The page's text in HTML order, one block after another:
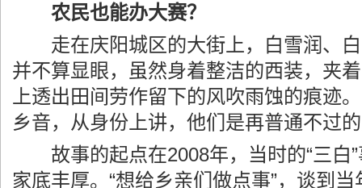
农民也能办大赛？
走在庆阳城区的大街上，白雪润、白
并不算显眼，虽然身着整洁的西装，夹
上透出田间劳作留下的风吹雨蚀的痕迹
乡音，从身份上讲，他们是再普通不过
故事的起点在2008年，当时的“三白”
家底丰厚。“想给乡亲们做点事”，谈到